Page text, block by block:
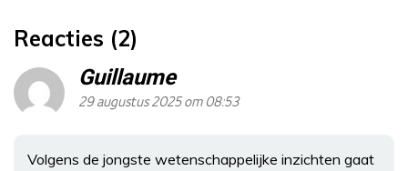
Reacties (2)
Guillaume
29 augustus 2025 om 08:53
Volgens de jongste wetenschappelijke inzichten gaat